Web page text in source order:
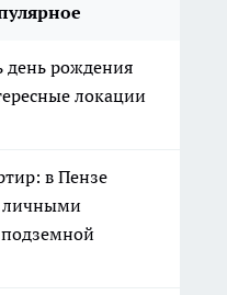
день рождения
локации
в Пензе
личными